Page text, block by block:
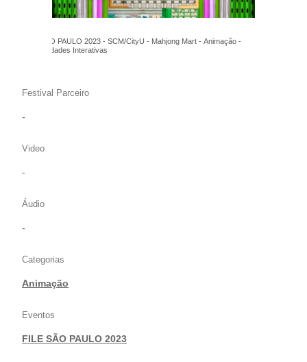
FILE SÃO PAULO 2023 - SCM/CityU - Mahjong Mart - Animação -
Singularidades Interativas
Festival Parceiro
-
Video
-
Áudio
-
Categorias
Animação
Eventos
FILE SÃO PAULO 2023